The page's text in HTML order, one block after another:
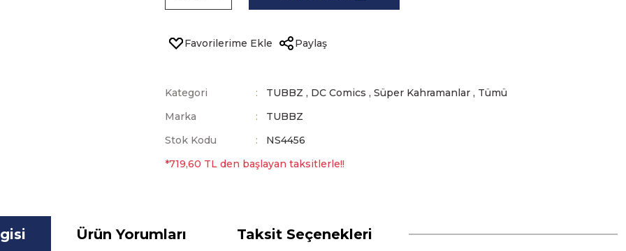
Paylaş
Kategori TUBBZ , DC Comics , Süper Kahramanlar , Tümü
Marka
TUBBZ
Stok Kodu
NS4456
*719,60 TL den başlayan taksitlerle!!
Ürün Yorumları Taksit Seçenekleri